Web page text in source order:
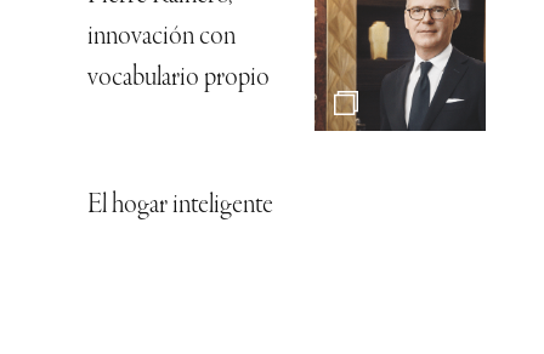
innovación con
vocabulario propio
El hogar inteligente